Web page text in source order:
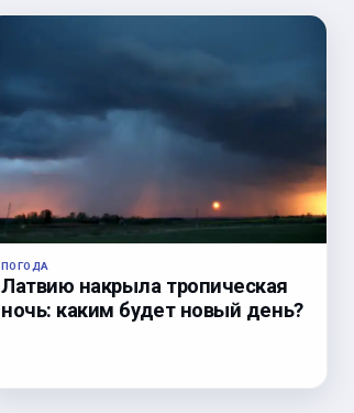
ПОГОДА
Латвию накрыла тропическая
ночь: каким будет новый день?